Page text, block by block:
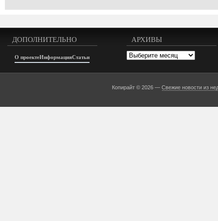
ДОПОЛНИТЕЛЬНО
О проектеИнформацияСтатьи
АРХИВЫ
Архивы
Копирайт © 2026 —Свежие новости из